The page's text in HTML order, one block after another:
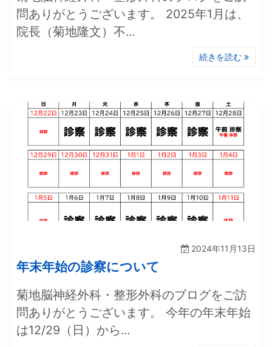
問ありがとうございます。 2025年1月は、
院長（菊地隆文）不...
続きを読む
2024年11月13日
年末年始の診察について
菊地脳神経外科・整形外科のブログをご訪
問ありがとうございます。 今年の年末年始
は12/29（日）から...